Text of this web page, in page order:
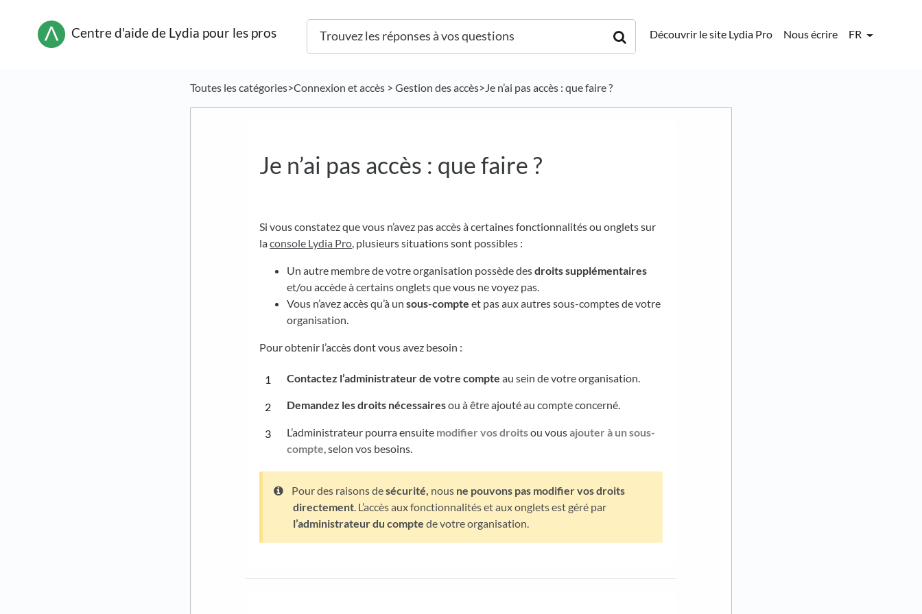
Centre d'aide de Lydia pour les pros Découvrir le site Lydia Pro Nous écrire FR
Toutes les catégories​>​​Connexion et accès ​ > ​ ​Gestion des accès​>​ Je n’ai pas accès : que faire ?
Je n’ai pas accès : que faire ?
Si vous constatez que vous n’avez pas accès à certaines fonctionnalités ou onglets sur
laconsole Lydia Pro, plusieurs situations sont possibles :
Un autre membre de votre organisation possède desdroits supplémentaires
et/ou accède à certains onglets que vous ne voyez pas.
Vous n’avez accès qu’à un sous-compte et pas aux autres sous-comptes de votre
organisation.
Pour obtenir l’accès dont vous avez besoin :
Contactez l’administrateur de votre compte au sein de votre organisation.
Demandez les droits nécessairesou à être ajouté au compte concerné.
L’administrateur pourra ensuite modifier vos droitsou vousajouter à un sous-
compte, selon vos besoins.
Pour des raisons desécurité, nous ne pouvons pas modifier vos droits
directement . L’accès aux fonctionnalités et aux onglets est géré par
l’administrateur du compte de votre organisation.